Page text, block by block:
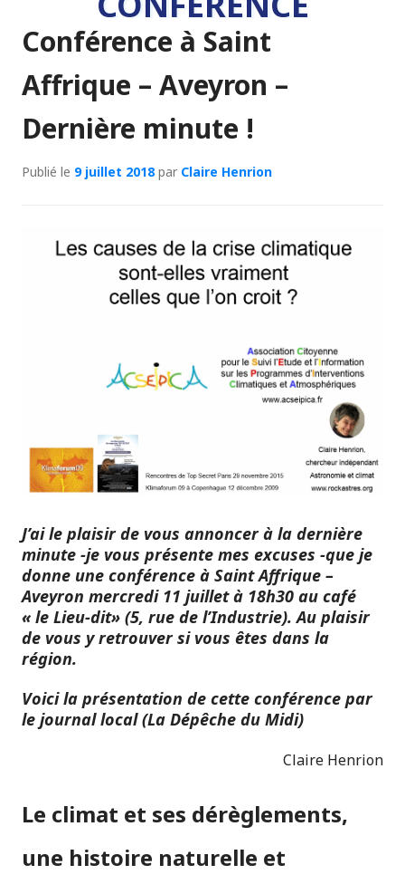
Conférence à Saint
Affrique – Aveyron –
Dernière minute !
Publié le 9 juillet 2018par Claire Henrion
J’ai le plaisir de vous annoncer à la dernière
minute -je vous présente mes excuses -que je
donne une conférence à Saint Affrique –
Aveyron mercredi 11 juillet à 18h30 au café
« le Lieu-dit» (5, rue de l’Industrie). Au plaisir
de vous y retrouver si vous êtes dans la
région.
Voici la présentation de cette conférence par
le journal local (La Dépêche du Midi)
Claire Henrion
Le climat et ses dérèglements,
une histoire naturelle et